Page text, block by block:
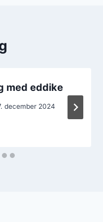
med eddike
december 2024